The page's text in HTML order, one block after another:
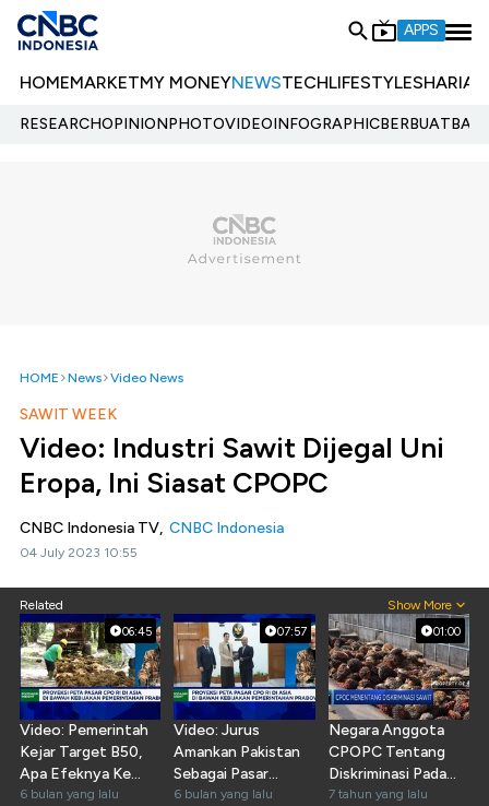
APPS
HOMEMARKETMY MONEYNEWSTECHLIFESTYLESHARIA
RESEARCHOPINIONPHOTOVIDEOINFOGRAPHIC
HOME News Video News
SAWIT WEEK
Video: Industri Sawit Dijegal Uni
Eropa, Ini Siasat CPOPC
CNBC Indonesia TV, CNBC Indonesia
04 July 2023 10:55
Related Show More
06:45
Video: Pemerintah
Kejar Target B50,
Apa Efeknya Ke
Ekspor Sawit RI?
6 bulan yang lalu
07:57
Video: Jurus
Amankan Pakistan
Sebagai Pasar
Terbesar Ke-3
6 bulan yang lalu
01:00
Negara Anggota
CPOPC Tentang
Diskriminasi Pada
Sawit
7 tahun yang lalu